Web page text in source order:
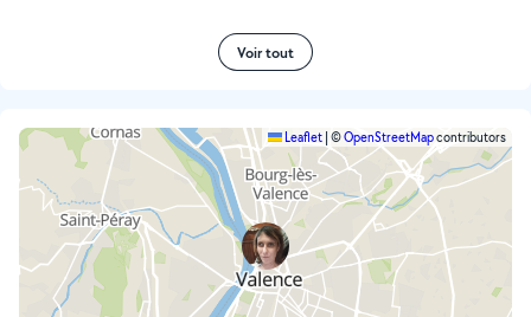
Voir tout
Leaflet ©OpenStreetMapcontributors